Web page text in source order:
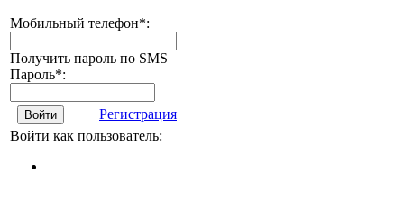
Мобильный телефон*:
Получить пароль по SMS
Пароль*:
Войти
Регистрация
Войти как пользователь: